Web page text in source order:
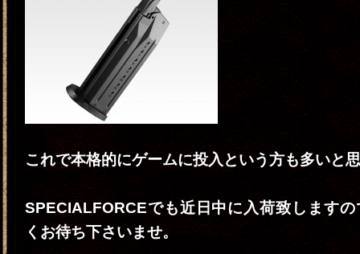
これで本格的にゲームに投入という方も多いと
SPECIALFORCEでも近日中に入荷致します
くお待ち下さいませ。